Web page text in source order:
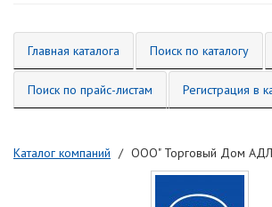
Главная каталога Поиск по каталогу
Поиск по прайс-листам Регистрация в
Каталог компаний ООО" Торговый Дом